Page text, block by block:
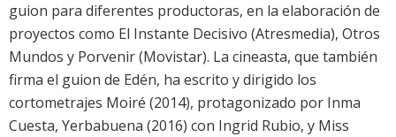
guion para diferentes productoras, en la elaboración de
proyectos como El Instante Decisivo (Atresmedia), Otros
Mundos y Porvenir (Movistar). La cineasta, que también
firma el guion de Edén, ha escrito y dirigido los
cortometrajes Moiré (2014), protagonizado por Inma
Cuesta, Yerbabuena (2016) con Ingrid Rubio, y Miss